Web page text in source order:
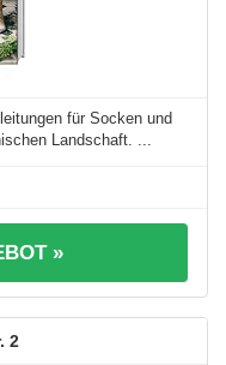
für Socken und
Landschaft. ...
»
2